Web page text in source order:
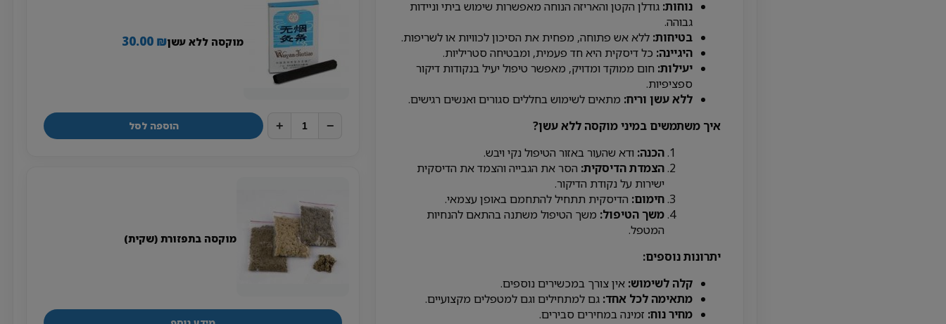
נוחות: גודלן הקטן והאריזה הנוחה מאפשרות שימוש ביתי וניידות
גבוהה.
בטיחות: ללא אש פתוחה, מפחית את הסיכון לכוויות או לשריפות.
היגיינה: כל דיסקית היא חד פעמית, ומבטיחה סטריליות.
יעילות: חום ממוקד ומדויק, מאפשר טיפול יעיל בנקודות דיקור
ספציפיות.
ללא עשן וריח: מתאים לשימוש בחללים סגורים ואנשים רגישים.
איך משתמשים במיני מוקסה ללא עשן?
הכנה: ודא שהעור באזור הטיפול נקי ויבש.
הצמדת הדיסקית: הסר את הגבייה והצמד את הדיסקית
ישירות על נקודת הדיקור.
חימום: הדיסקית תתחיל להתחמם באופן עצמאי.
משך הטיפול: משך הטיפול משתנה בהתאם להנחיות
המטפל.
יתרונות נוספים:
קלה לשימוש: אין צורך במכשירים נוספים.
מתאימה לכל אחד: גם למתחילים וגם למטפלים מקצועיים.
מחיר נוח: זמינה במחירים סבירים.
מוקסה ללא עשן 30.00 ₪
−
+ הוספה לסל
מוקסה בתפזורת (שקית)